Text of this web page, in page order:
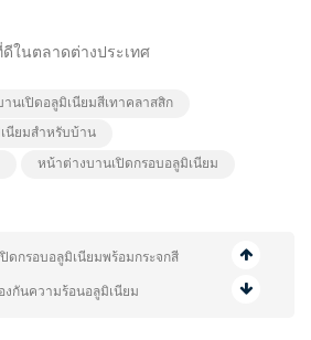
ในตลาดต่างประเทศ
นเปิดอลูมิเนียมสีเทาคลาสสิก
นียมสำหรับบ้าน
หน้าต่างบานเปิดกรอบอลูมิเนียม
ดกรอบอลูมิเนียมพร้อมกระจกสี
กันความร้อนอลูมิเนียม